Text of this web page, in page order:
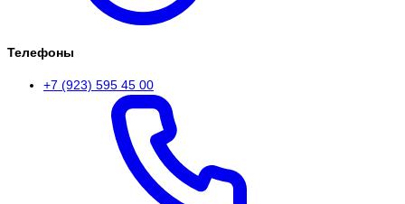
Телефоны
+7 (923) 595 45 00